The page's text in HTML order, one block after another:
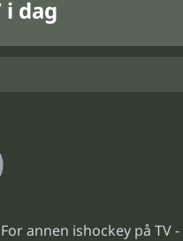
i dag
annen ishockey på TV -